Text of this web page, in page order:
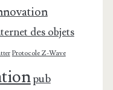
des objets
Protocole Z-Wave
pub